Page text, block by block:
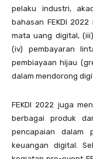
pelaku industri,
bahasan FEKDI
mata uang digital,
(iv) pembayaran
pembiayaan hijau
dalam mendorong
FEKDI 2022 juga
berbagai produk
pencapaian dalam
keuangan digital.